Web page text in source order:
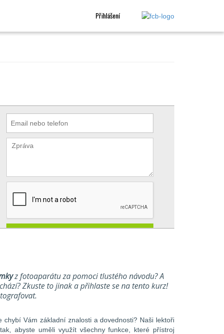
Přihlášení
z fotoaparátu za pomoci tlustého návodu? A
Zkuste to jinak a přihlaste se na tento kurz!
chybí Vám základní znalosti a dovednosti? Naši lektoři
abyste uměli využít všechny funkce, které přístroj